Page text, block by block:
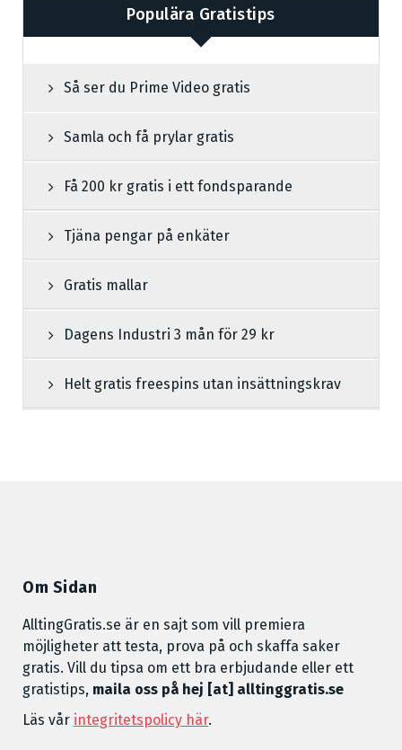
Populära Gratistips
Så ser du Prime Video gratis
Samla och få prylar gratis
Få 200 kr gratis i ett fondsparande
Tjäna pengar på enkäter
Gratis mallar
Dagens Industri 3 mån för 29 kr
Helt gratis freespins utan insättningskrav
Om Sidan
AlltingGratis.se är en sajt som vill premiera
möjligheter att testa, prova på och skaffa saker
gratis. Vill du tipsa om ett bra erbjudande eller ett
gratistips, maila oss på hej [at] alltinggratis.se
Läs vår integritetspolicy här.